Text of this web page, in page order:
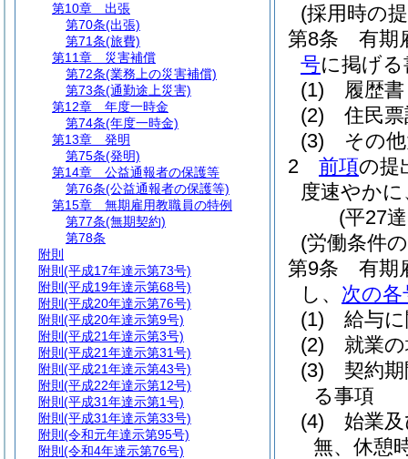
(採用時の
第8条
有期
号に掲げ
(1)
履歴書
(2)
住民
(3)
その
2
前項の提
度速やか
(平27
(労働条件
第9条
有期
し、 次の各
(1)
給与
(2)
就業
(3)
契約
る事項
(4)
始業
無、休憩
第10章
出張
第70条(出張)
第71条(旅費)
第11章
災害補償
第72条(業務上の災害補償)
第73条(通勤途上災害)
第12章
年度一時金
第74条(年度一時金)
第13章
発明
第75条(発明)
第14章
公益通報者の保護等
第76条(公益通報者の保護等)
第15章
無期雇用教職員の特例
第77条(無期契約)
第78条
附則
附則 (平成17年達示第73号)
附則 (平成19年達示第68号)
附則 (平成20年達示第76号)
附則 (平成20年達示第9号)
附則 (平成21年達示第3号)
附則 (平成21年達示第31号)
附則 (平成21年達示第43号)
附則 (平成22年達示第12号)
附則 (平成31年達示第1号)
附則 (平成31年達示第33号)
附則 (令和元年達示第95号)
附則 (令和4年達示第76号)